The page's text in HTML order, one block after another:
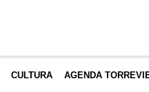
CULTURA AGENDA